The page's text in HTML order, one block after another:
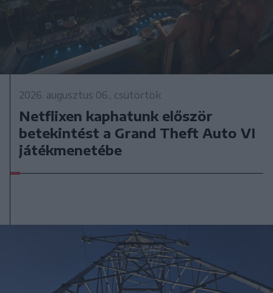
2026. augusztus 06., csütörtök
Netflixen kaphatunk először
betekintést a Grand Theft Auto VI
játékmenetébe